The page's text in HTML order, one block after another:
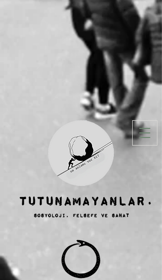
TUTUNAMAYANLAR.
sosyoloji, felsefe ve SANAT